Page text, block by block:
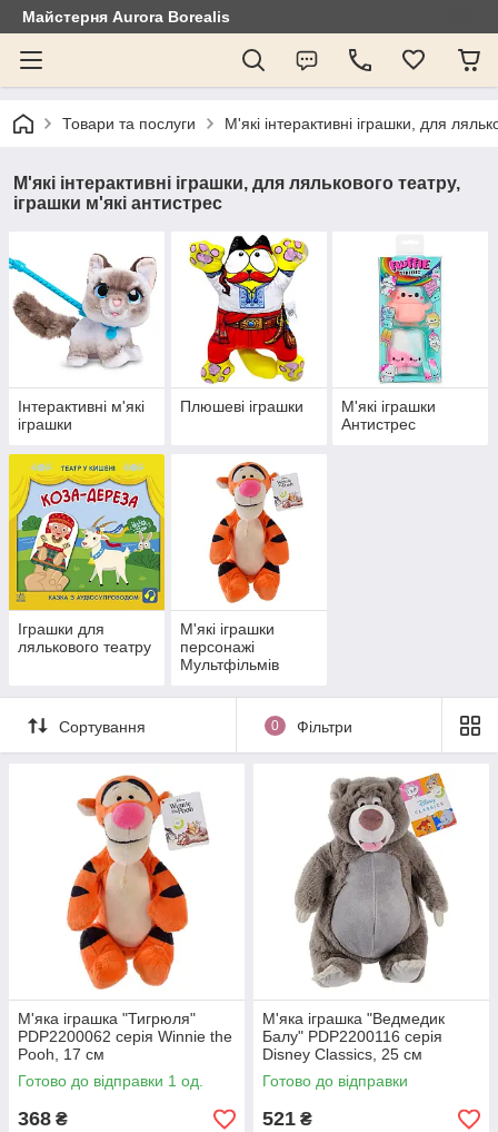
Майстерня Aurora Borealis
Товари та послуги М'які інтерактивні іграшки, для
М'які інтерактивні іграшки, для лялькового театру,
іграшки м'які антистрес
Інтерактивні м'які
іграшки
Плюшеві іграшки
М'які іграшки
Антистрес
Іграшки для
лялькового театру
М'які іграшки
персонажі
Мультфільмів
Сортування 0 Фільтри
М'яка іграшка "Тигрюля"
PDP2200062 серія Winnie the
Pooh, 17 см
Готово до відправки 1 од.
368 ₴
М'яка іграшка "Ведмедик
Балу" PDP2200116 серія
Disney Classics, 25 см
Готово до відправки
521 ₴